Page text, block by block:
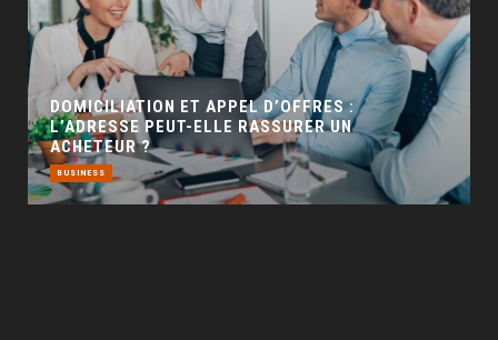
GÉO SEO : UN LEVIER INCONTOURNABLE
LA VISIBILITÉ LOCALE